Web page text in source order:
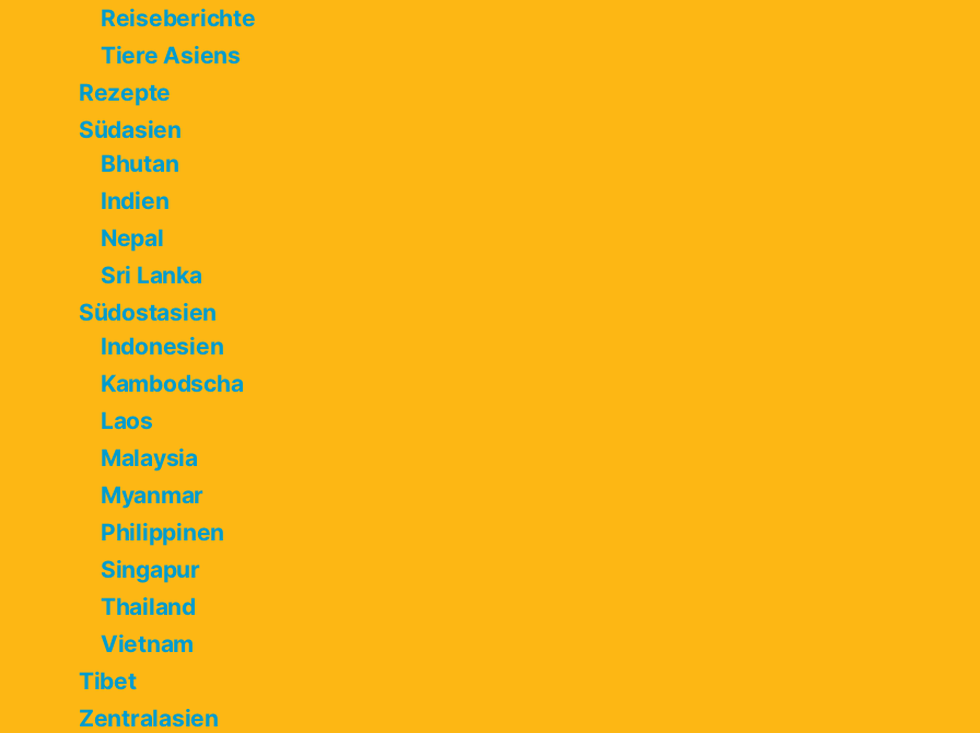
Reiseberichte
Tiere Asiens
Rezepte
Südasien
Bhutan
Indien
Nepal
Sri Lanka
Südostasien
Indonesien
Kambodscha
Laos
Malaysia
Myanmar
Philippinen
Singapur
Thailand
Vietnam
Tibet
Zentralasien